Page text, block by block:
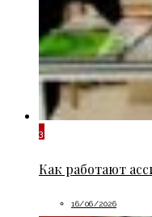
3
Как работают
16/06/2026